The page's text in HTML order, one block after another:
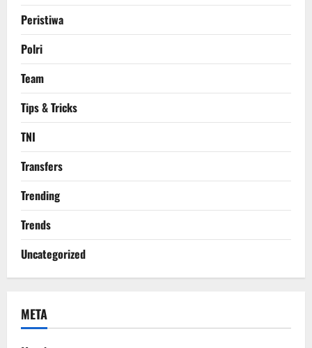
Peristiwa
Polri
Team
Tips & Tricks
TNI
Transfers
Trending
Trends
Uncategorized
META